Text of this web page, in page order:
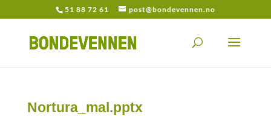
51 88 72 61 post@bondevennen.no
Nortura_mal.pptx